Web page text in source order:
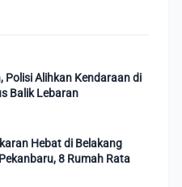
Polisi Alihkan Kendaraan di
Balik Lebaran
Hebat di Belakang
8 Rumah Rata